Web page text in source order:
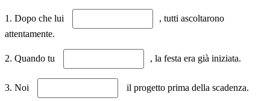
1. Dopo che lui
, tutti ascoltarono
attentamente.
2. Quando tu , la festa era già iniziata.
3. Noi il progetto prima della scadenza.